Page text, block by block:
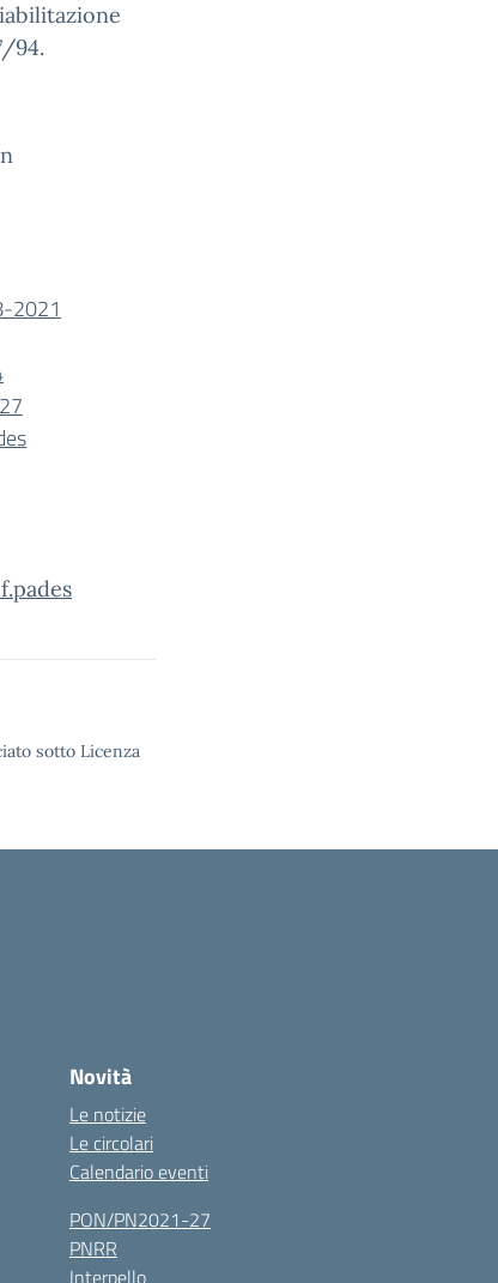
94.
2021
sotto Licenza
Novità
Le notizie
Le circolari
Calendario eventi
PON/PN2021-27
PNRR
Interpello